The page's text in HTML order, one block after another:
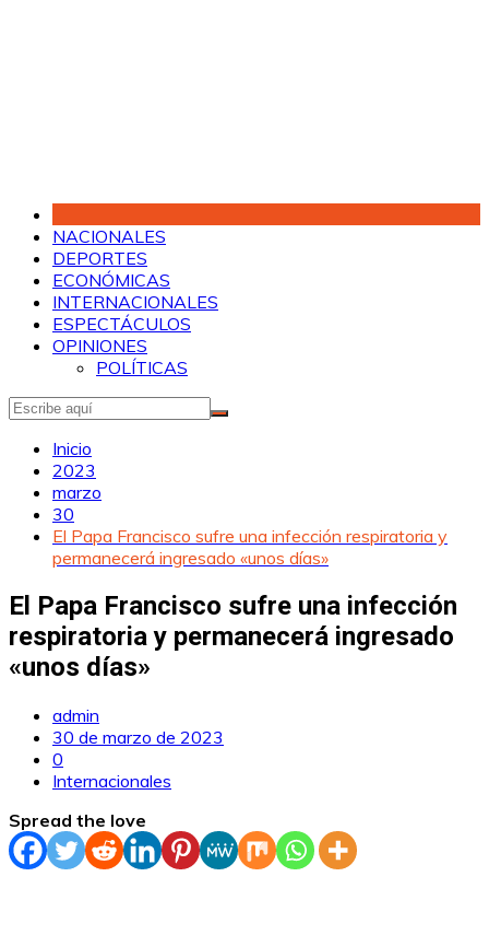
NACIONALES
DEPORTES
ECONÓMICAS
INTERNACIONALES
ESPECTÁCULOS
OPINIONES
POLÍTICAS
Inicio
2023
marzo
30
El Papa Francisco sufre una infección respiratoria y
permanecerá ingresado «unos días»
El Papa Francisco sufre una infección
respiratoria y permanecerá ingresado
«unos días»
admin
30 de marzo de 2023
0
Internacionales
Spread the love